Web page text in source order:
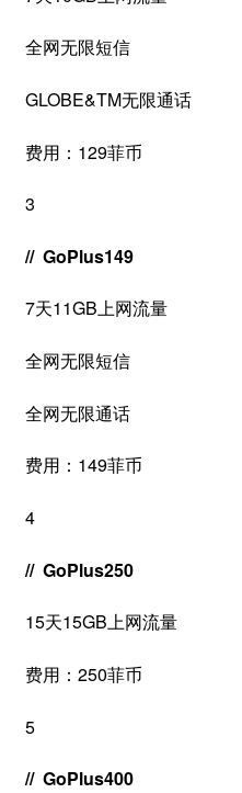
全网无限短信
GLOBE&TM无限通话
费用：129菲币
3
// GoPlus149
7天11GB上网流量
全网无限短信
全网无限通话
费用：149菲币
4
// GoPlus250
15天15GB上网流量
费用：250菲币
5
// GoPlus400